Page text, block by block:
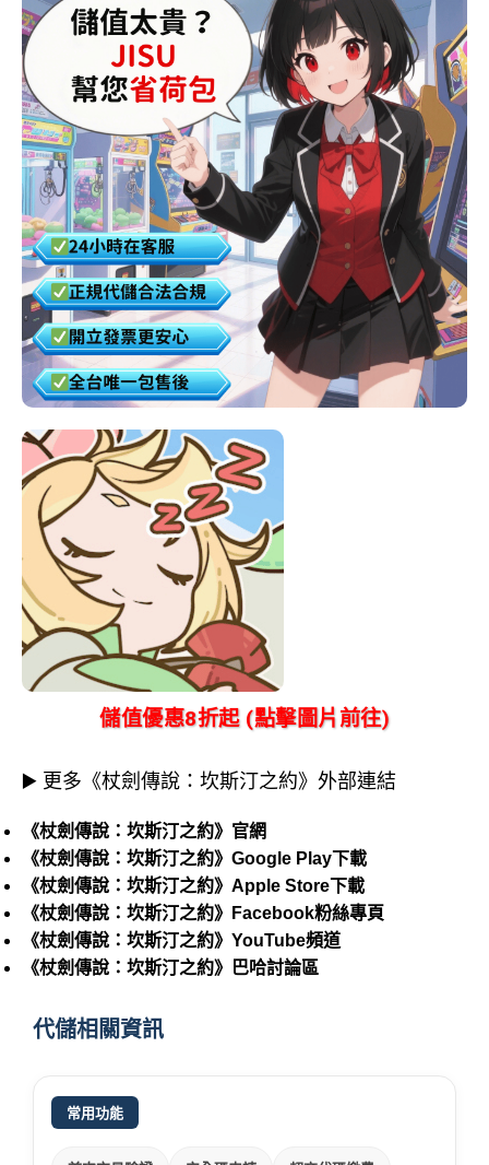
儲值優惠8折起 (點擊圖片前往)
▶️ 更多《杖劍傳說：坎斯汀之約》外部連結
《杖劍傳說：坎斯汀之約》官網
《杖劍傳說：坎斯汀之約》Google Play下載
《杖劍傳說：坎斯汀之約》Apple Store下載
《杖劍傳說：坎斯汀之約》Facebook粉絲專頁
《杖劍傳說：坎斯汀之約》YouTube頻道
《杖劍傳說：坎斯汀之約》巴哈討論區
代儲相關資訊
常用功能